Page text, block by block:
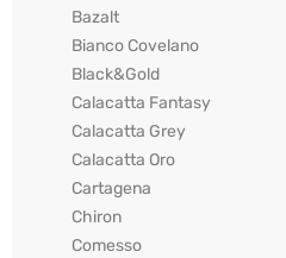
Bazalt
Bianco Covelano
Black&Gold
Calacatta Fantasy
Calacatta Grey
Calacatta Oro
Cartagena
Chiron
Comesso